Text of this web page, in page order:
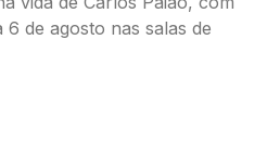
de agosto nas salas de